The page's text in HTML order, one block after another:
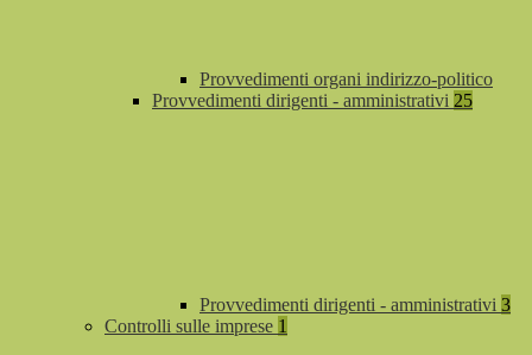
Provvedimenti organi indirizzo-politico
Provvedimenti dirigenti - amministrativi 25
Provvedimenti dirigenti - amministrativi 3
Controlli sulle imprese 1